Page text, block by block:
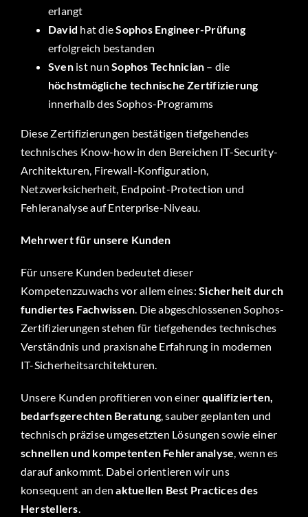
erlangt
David hat dieSophos Engineer-Prüfung
erfolgreich bestanden
Svenist nunSophos Technician – die
höchstmögliche technische Zertifizierung
innerhalb des Sophos-Programms
Diese Zertifizierungen bestätigen tiefgehendes
technisches Know-how in den Bereichen IT-Security-
Architekturen, Firewall-Konfiguration,
Netzwerksicherheit, Endpoint-Protection und
Fehleranalyse auf Enterprise-Niveau.
Mehrwert für unsere Kunden
Für unsere Kunden bedeutet dieser
Kompetenzzuwachs vor allem eines:Sicherheit durch
fundiertes Fachwissen. Die abgeschlossenen Sophos-
Zertifizierungen stehen für tiefgehendes technisches
Verständnis und praxisnahe Erfahrung in modernen
IT-Sicherheitsarchitekturen.
Unsere Kunden profitieren von einer qualifizierten,
bedarfsgerechten Beratung, sauber geplanten und
technisch präzise umgesetzten Lösungen sowie einer
schnellen und kompetenten Fehleranalyse, wenn es
darauf ankommt. Dabei orientieren wir uns
konsequent an denaktuellen Best Practices des
Herstellers.